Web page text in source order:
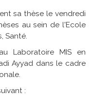
sa thèse le vendredi
au sein de l'Ecole
Santé.
Laboratoire MIS en
Ayyad dans le cadre
: